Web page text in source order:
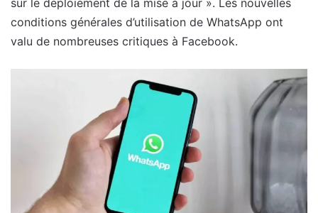
conditions générales d’utilisation de WhatsApp ont
valu de nombreuses critiques à Facebook.